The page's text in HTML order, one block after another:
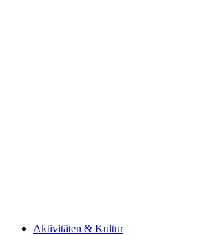
Aktivitäten & Kultur